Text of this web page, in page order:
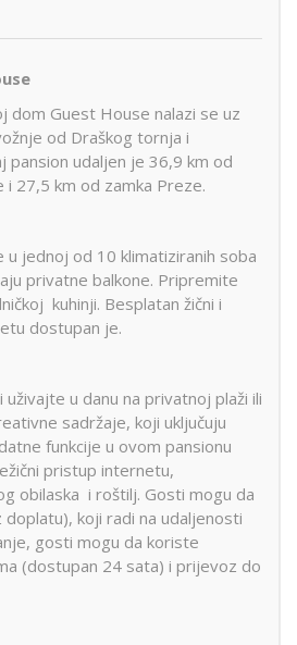
dom Guest House nalazi se uz
od Draškog tornja i
pansion udaljen je 36,9 km od
27,5 km od zamka Preze.
u jednoj od 10 klimatiziranih soba
privatne balkone. Pripremite
kuhinji. Besplatan žični i
dostupan je.
u danu na privatnoj plaži ili
sadržaje, koji uključuju
funkcije u ovom pansionu
pristup internetu,
obilaska i roštilj. Gosti mogu da
koji radi na udaljenosti
gosti mogu da koriste
(dostupan 24 sata) i prijevoz do